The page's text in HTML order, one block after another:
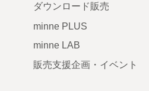
ダウンロード販売
minne PLUS
minne LAB
販売支援企画・イベント